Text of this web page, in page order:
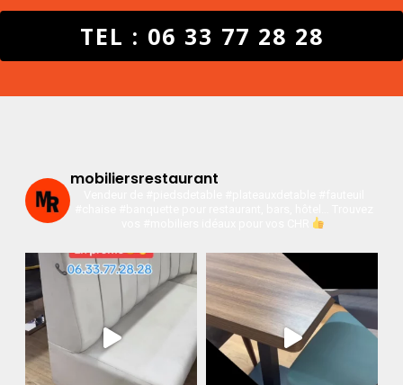
TEL : 06 33 77 28 28
mobiliersrestaurant